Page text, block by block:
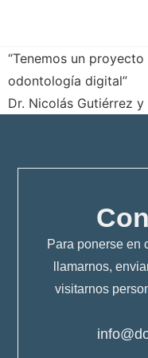
“Tenemos un
odontología digital”
Dr. Nicolás Gutiérrez
Para ponerse en
llamarnos,
visitarnos